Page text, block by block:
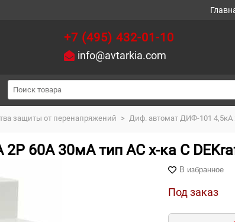
+7 (495) 432-01-10
info@avtarkia.com
защиты от перенапряжений > Диф. автомат ДИФ-101 4,5кА
60А 30мА тип AC х-ка С
В избранное
Под заказ